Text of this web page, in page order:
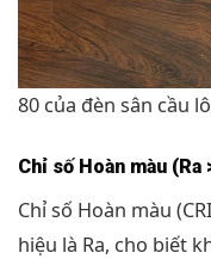
80 của đèn sân cầu
Chỉ số Hoàn màu
Chỉ số Hoàn màu
hiệu là Ra, cho biết